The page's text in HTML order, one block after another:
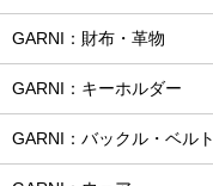
GARNI：財布・革物
GARNI：キーホルダー
GARNI：バックル・ベルト